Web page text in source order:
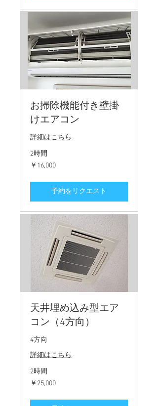
お掃除機能付き壁掛
けエアコン
詳細はこちら
2時間
16,000
円
￥16,000
予約をリクエスト
天井埋め込み型エア
コン（4方向）
4方向
詳細はこちら
2時間
25,000
円
￥25,000